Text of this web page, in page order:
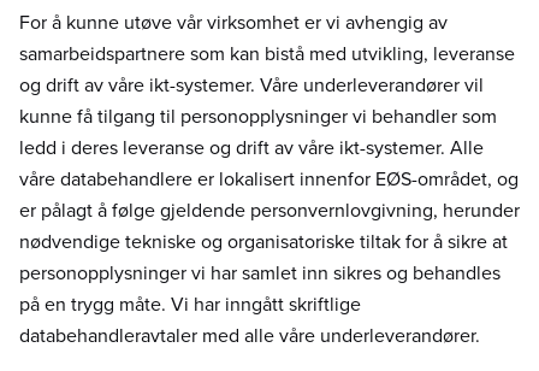
For å kunne utøve vår virksomhet er vi avhengig av
samarbeidspartnere som kan bistå med utvikling, leveranse
og drift av våre ikt-systemer. Våre underleverandører vil
kunne få tilgang til personopplysninger vi behandler som
ledd i deres leveranse og drift av våre ikt-systemer. Alle
våre databehandlere er lokalisert innenfor EØS-området, og
er pålagt å følge gjeldende personvernlovgivning, herunder
nødvendige tekniske og organisatoriske tiltak for å sikre at
personopplysninger vi har samlet inn sikres og behandles
på en trygg måte. Vi har inngått skriftlige
databehandleravtaler med alle våre underleverandører.